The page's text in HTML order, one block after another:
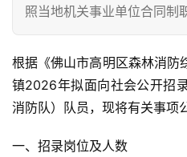
照当地机关事业单位合同制
根据《佛山市高明区森林消防
镇2026年拟面向社会公开招
消防队）队员，现将有关事项
一、招录岗位及人数